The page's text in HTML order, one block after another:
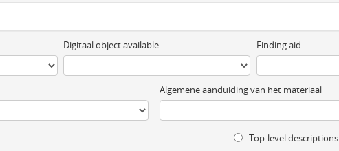
Digitaal object available Finding aid
Algemene aanduiding van het materiaal
Top-level descriptions